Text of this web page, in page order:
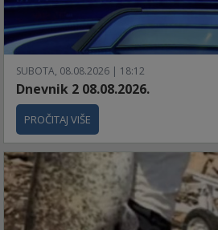
SUBOTA, 08.08.2026 | 18:12
Dnevnik 2 08.08.2026.
PROČITAJ VIŠE